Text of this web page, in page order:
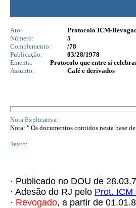
Ato:
Protocolo ICM-
Número:
5
Complemento:
/78
Publicação:
03/28/1978
Ementa:
Protocolo que entre si
Assunto:
Café e derivados
Nota Explicativa:
Nota: " Os documentos contidos nesta base
Texto:
· Publicado no DOU de
· Adesão do RJ pelo Prot. ICM
· Revogado, a partir de